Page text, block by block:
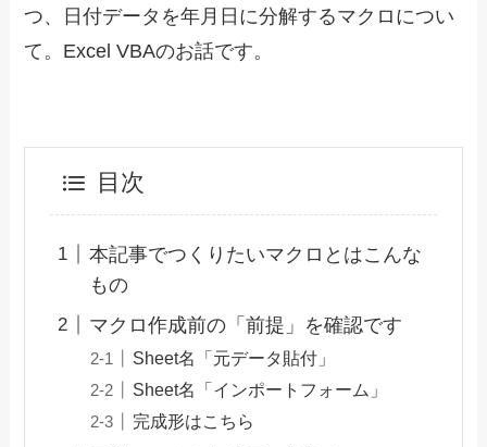
つ、日付データを年月日に分解するマクロについ
て。Excel VBAのお話です。
目次
本記事でつくりたいマクロとはこんな
もの
マクロ作成前の「前提」を確認です
Sheet名「元データ貼付」
Sheet名「インポートフォーム」
完成形はこちら